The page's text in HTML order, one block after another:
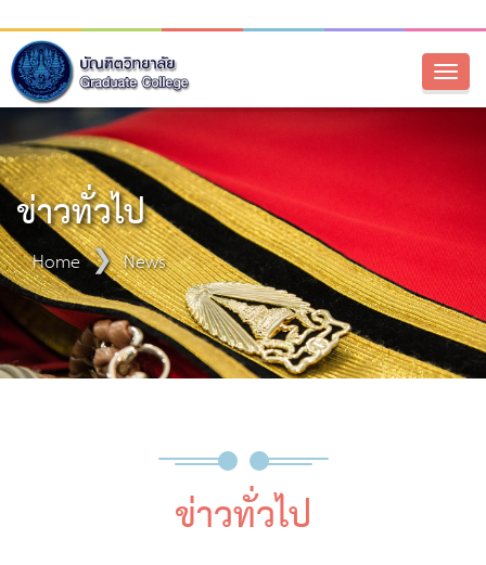
ข่าวทั่วไป
Home News
ข่าวทั่วไป